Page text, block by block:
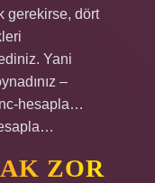
gerekirse, dört
Yani
–
hesapla…
ZOR